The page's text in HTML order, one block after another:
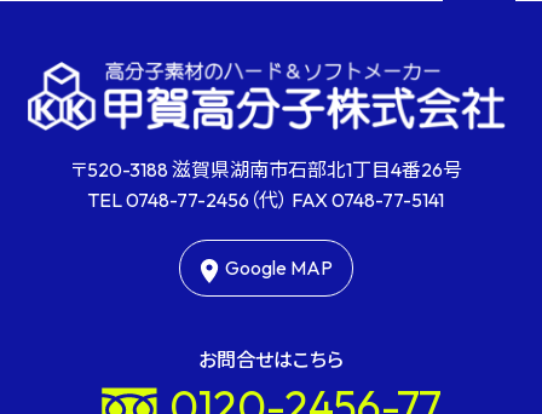
〒520-3188 滋賀県湖南市石部北1丁目4番26号
TEL0748-77-2456 （代） FAX0748-77-5141
Google MAP
お問合せはこちら